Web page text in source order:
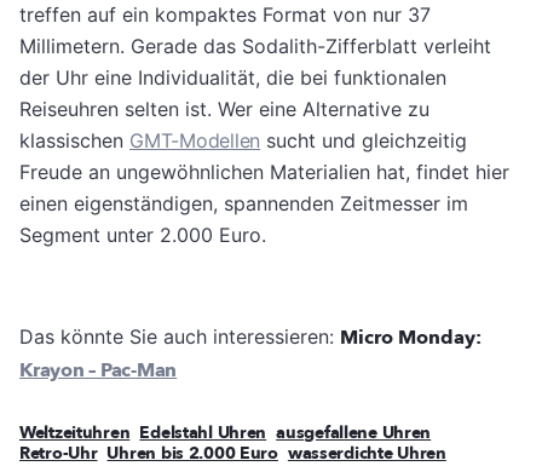
treffen auf ein kompaktes Format von nur 37
Millimetern. Gerade das Sodalith-Zifferblatt verleiht
der Uhr eine Individualität, die bei funktionalen
Reiseuhren selten ist. Wer eine Alternative zu
klassischen GMT-Modellen sucht und gleichzeitig
Freude an ungewöhnlichen Materialien hat, findet hier
einen eigenständigen, spannenden Zeitmesser im
Segment unter 2.000 Euro.
Das könnte Sie auch interessieren: Micro Monday:
Krayon – Pac-Man
Weltzeituhren Edelstahl Uhren ausgefallene Uhren
Retro-Uhr Uhren bis 2.000 Euro wasserdichte Uhren